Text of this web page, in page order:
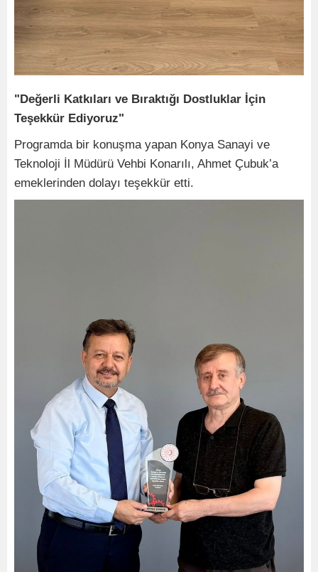
"Değerli Katkıları ve Bıraktığı Dostluklar İçin
Teşekkür Ediyoruz"
Programda bir konuşma yapan Konya Sanayi ve
Teknoloji İl Müdürü Vehbi Konarılı, Ahmet Çubuk’a
emeklerinden dolayı teşekkür etti.